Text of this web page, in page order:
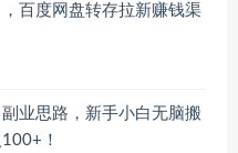
百度网盘转存拉新赚钱渠
业思路，新手小白无脑搬
！